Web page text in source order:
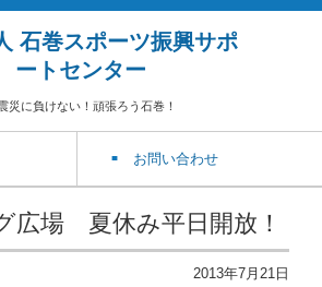
石巻スポーツ振興サポ
ートセンター
災に負けない！頑張ろう石巻！
お問い合わせ
広場 夏休み平日開放！
2013年7月21日